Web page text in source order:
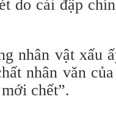
do cái đập
nhân vật xấu
nhân văn
chết”.